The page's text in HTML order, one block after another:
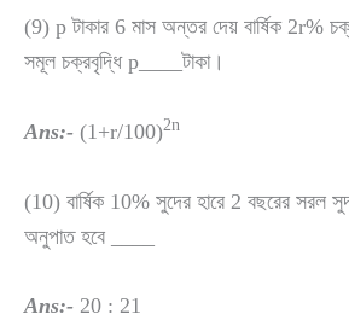
(9) p টাকার 6 মাস অন্তর দেয় বার্ষিক 2r%
সমূল চক্রবৃদ্ধি p____টাকা।
Ans:- (1+r/100)2n
(10) বার্ষিক 10% সুদের হারে 2 বছরের সরল
অনুপাত হবে ____
Ans:- 20 : 21